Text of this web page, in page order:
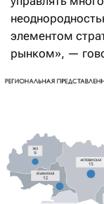
элементом
рынком», —